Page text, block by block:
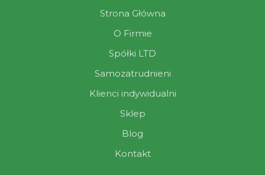
Strona Główna
O Firmie
Spółki LTD
Samozatrudnieni
Klienci indywidualni
Sklep
Blog
Kontakt